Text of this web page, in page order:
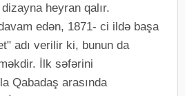
heyran qalır.
edən, 1871- ci ildə başa
adı verilir ki, bunun da
İlk səfərini
Qabadaş arasında